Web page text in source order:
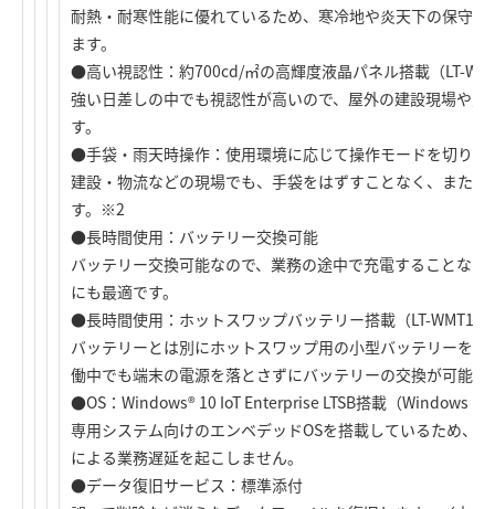
耐熱・耐寒性能に優れているため、寒冷地や炎天下の保守
ます。
●高い視認性：約700cd/㎡の高輝度液晶パネル搭載（LT-
強い日差しの中でも視認性が高いので、屋外の建設現場や
す。
●手袋・雨天時操作：使用環境に応じて操作モードを切り替
建設・物流などの現場でも、手袋をはずすことなく、また
す。※2
●長時間使用：バッテリー交換可能
バッテリー交換可能なので、業務の途中で充電することな
にも最適です。
●長時間使用：ホットスワップバッテリー搭載（LT-
バッテリーとは別にホットスワップ用の小型バッテリーを
働中でも端末の電源を落とさずにバッテリーの交換が可能で
●OS：Windows® 10 IoT Enterprise LTSB搭載（Windows
専用システム向けのエンベデッドOSを搭載しているため、
による業務遅延を起こしません。
●データ復旧サービス：標準添付